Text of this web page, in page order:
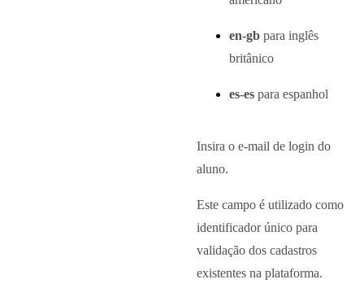
en-gb para inglês
britânico
es-es para espanhol
Insira o e-mail de login do
aluno.
Este campo é utilizado como
identificador único para
validação dos cadastros
existentes na plataforma.